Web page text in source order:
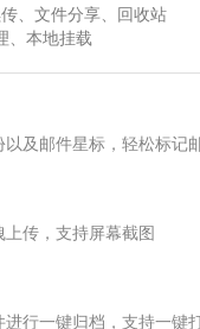
、文件分享、回收站
、本地挂载
及邮件星标，轻松标记
传，支持屏幕截图
行一键归档，支持一键